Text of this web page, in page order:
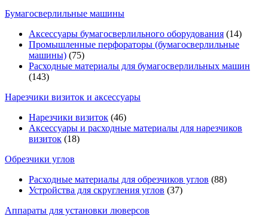
Бумагосверлильные машины
Аксессуары бумагосверлильного оборудования (14)
Промышленные перфораторы (бумагосверлильные
машины) (75)
Расходные материалы для бумагосверлильных машин
(143)
Нарезчики визиток и аксессуары
Нарезчики визиток (46)
Аксессуары и расходные материалы для нарезчиков
визиток (18)
Обрезчики углов
Расходные материалы для обрезчиков углов (88)
Устройства для скругления углов (37)
Аппараты для установки люверсов